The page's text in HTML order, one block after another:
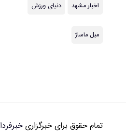
اخبار مشهد دنیای ورزش
مبل ماساژ
تمام حقوق برای خبرگزاری خبرفردا